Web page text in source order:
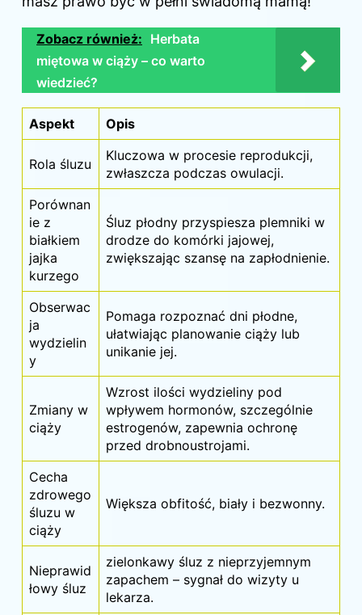
Zobacz również: Herbata
miętowa w ciąży – co warto
wiedzieć?
Aspekt Opis
Rola śluzu
Kluczowa w procesie reprodukcji,
zwłaszcza podczas owulacji.
Porównan
ie z
białkiem
jajka
kurzego
Śluz płodny przyspiesza plemniki w
drodze do komórki jajowej,
zwiększając szansę na zapłodnienie.
Obserwac
ja
wydzielin
y
Pomaga rozpoznać dni płodne,
ułatwiając planowanie ciąży lub
unikanie jej.
Zmiany w
ciąży
Wzrost ilości wydzieliny pod
wpływem hormonów, szczególnie
estrogenów, zapewnia ochronę
przed drobnoustrojami.
Cecha
zdrowego
śluzu w
ciąży
Większa obfitość, biały i bezwonny.
Nieprawid
łowy śluz
zielonkawy śluz z nieprzyjemnym
zapachem – sygnał do wizyty u
lekarza.